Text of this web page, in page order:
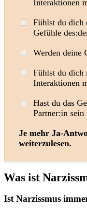
Interaktionen
Fühlst du dich
Gefühle
Werden deine
Fühlst du dich
Interaktionen
Hast du das
Partner:in sein
Je mehr Ja-
weiterzulesen.
Was ist
Ist Narzissmus